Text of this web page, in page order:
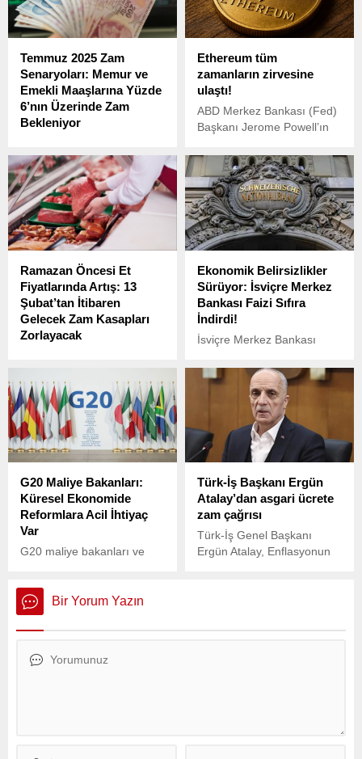
Temmuz 2025 Zam
Senaryoları: Memur ve
Emekli Maaşlarına Yüzde
6’nın Üzerinde Zam
Bekleniyor
emekli maaşlarına
yapılacak zam oranları,
enflasyon farkı ve toplu
sözleşme zammı göz
önünde bulundurularak
şekilleniyor. Şu anki verilere
yüzde 6’nın üzerinde bir
artış gelmesi bekleniyor.
Ethereum tüm
zamanların zirvesine
ulaştı!
ABD Merkez Bankası (Fed)
Başkanı Jerome Powell’ın
vermesi, kripto para
piyasalarında büyük
hareketlilik yarattı.
Ramazan Öncesi Et
Fiyatlarında Artış: 13
Şubat’tan İtibaren
Gelecek Zam Kasapları
Zorlayacak
artarken, karkas et
fiyatlarında yaşanan
yükseliş esnafı olumsuz
etkiliyor.
Ekonomik Belirsizlikler
Sürüyor: İsviçre Merkez
Bankası Faizi Sıfıra
İndirdi!
İsviçre Merkez Bankası
belirsizliklerin ve azalan
enflasyonist baskıların
etkisiyle politika faizini sıfıra
G20 Maliye Bakanları:
Küresel Ekonomide
Reformlara Acil İhtiyaç
Var
G20 maliye bakanları ve
karşıya olduğu belirsizlikler
ve karmaşık zorluklar
karşısında yapısal
olduğunu vurguladı.
Türk-İş Başkanı Ergün
Atalay’dan asgari ücrete
zam çağrısı
Türk-İş Genel Başkanı
Ergün Atalay, Enflasyonun
diyerek enflasyondaki
Bir Yorum Yazın